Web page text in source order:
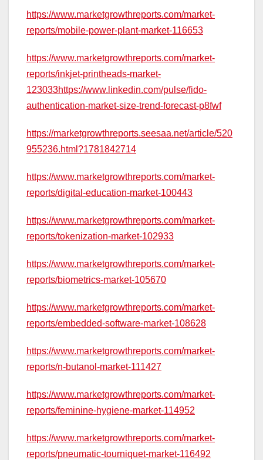
https://www.marketgrowthreports.com/market-
reports/mobile-power-plant-market-116653
https://www.marketgrowthreports.com/market-
reports/inkjet-printheads-market-
123033https://www.linkedin.com/pulse/fido-
authentication-market-size-trend-forecast-p8fwf
https://marketgrowthreports.seesaa.net/article/520
955236.html?1781842714
https://www.marketgrowthreports.com/market-
reports/digital-education-market-100443
https://www.marketgrowthreports.com/market-
reports/tokenization-market-102933
https://www.marketgrowthreports.com/market-
reports/biometrics-market-105670
https://www.marketgrowthreports.com/market-
reports/embedded-software-market-108628
https://www.marketgrowthreports.com/market-
reports/n-butanol-market-111427
https://www.marketgrowthreports.com/market-
reports/feminine-hygiene-market-114952
https://www.marketgrowthreports.com/market-
reports/pneumatic-tourniquet-market-116492